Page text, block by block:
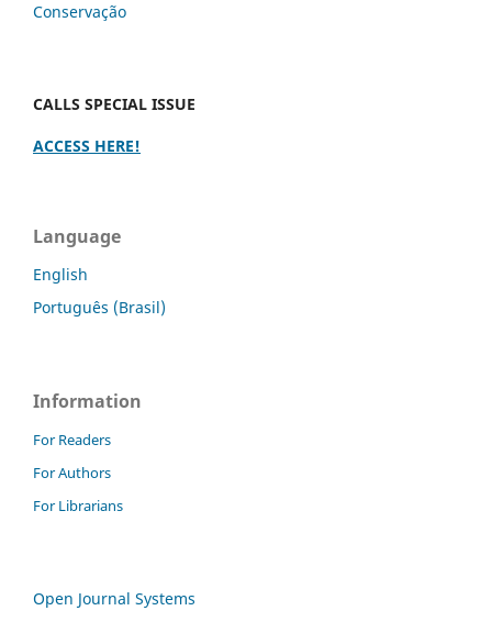
Conservação
CALLS SPECIAL ISSUE
ACCESS HERE!
Language
English
Português (Brasil)
Information
For Readers
For Authors
For Librarians
Open Journal Systems